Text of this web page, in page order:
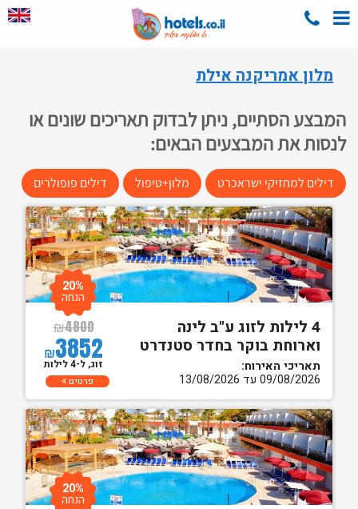
מלון אמריקנה אילת
המבצע הסתיים, ניתן לבדוק תאריכים שונים או
לנסות את המבצעים הבאים:
דילים למחזיקי ישראכרט מלון+טיפול דילים פופולרים
4 לילות לזוג ע"ב לינה
וארוחת בוקר בחדר סטנדרט
תאריכי האירוח:
09/08/2026 עד 13/08/2026
₪4800
₪3852
20%
הנחה
זוג, ל-4 לילות
פרטים
20%
הנחה